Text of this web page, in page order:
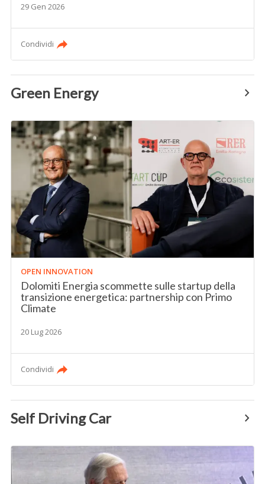
29 Gen 2026
Condividi
Green Energy
OPEN INNOVATION
Dolomiti Energia scommette sulle startup della
transizione energetica: partnership con Primo
Climate
20 Lug 2026
Condividi
Self Driving Car